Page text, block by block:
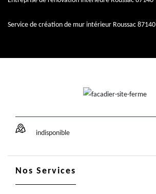
Service de création de mur intérieur Roussac 87140
indisponible
Nos Services